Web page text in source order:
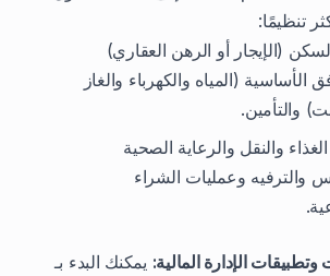
تنظيمًا:
(الإيجار أو الرهن العقاري)
الأساسية (المياه والكهرباء والغاز
والتأمين.
والنقل والرعاية الصحية
والترفيه وعمليات الشراء
الإدارة المالية:يمكنك البدء بـ